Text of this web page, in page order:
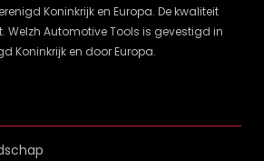
Koninkrijk en Europa. De kwaliteit
Welzh Automotive Tools is gevestigd in
Koninkrijk en door Europa.